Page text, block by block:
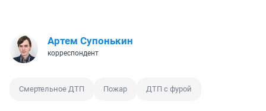
Артем Супонькин
корреспондент
Смертельное ДТП Пожар ДТП с фурой